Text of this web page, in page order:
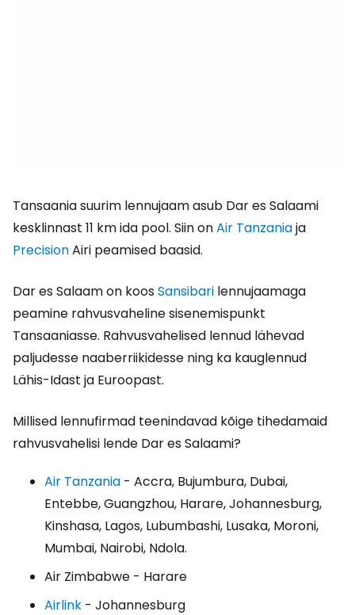
Tansaania suurim lennujaam asub Dar es Salaami
kesklinnast 11 km ida pool. Siin onAir Tanzaniaja
PrecisionAiri peamised baasid.
Dar es Salaam on koosSansibari lennujaamaga
peamine rahvusvaheline sisenemispunkt
Tansaaniasse. Rahvusvahelised lennud lähevad
paljudesse naaberriikidesse ning ka kauglennud
Lähis-Idast ja Euroopast.
Millised lennufirmad teenindavad kõige tihedamaid
rahvusvahelisi lende Dar es Salaami?
Air Tanzania - Accra, Bujumbura, Dubai,
Entebbe, Guangzhou, Harare, Johannesburg,
Kinshasa, Lagos, Lubumbashi, Lusaka, Moroni,
Mumbai, Nairobi, Ndola.
Air Zimbabwe - Harare
Airlink - Johannesburg